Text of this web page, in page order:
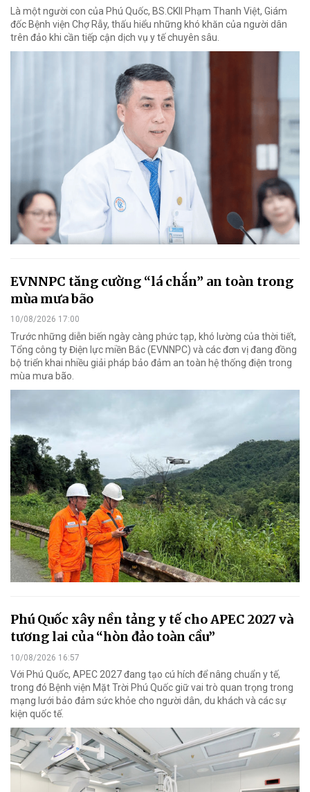
Là một người con của Phú Quốc, BS.CKII Phạm Thanh Việt, Giám
đốc Bệnh viện Chợ Rẫy, thấu hiểu những khó khăn của người dân
trên đảo khi cần tiếp cận dịch vụ y tế chuyên sâu.
EVNNPC tăng cường “lá chắn” an toàn trong
mùa mưa bão
10/08/2026 17:00
Trước những diễn biến ngày càng phức tạp, khó lường của thời tiết,
Tổng công ty Điện lực miền Bắc (EVNNPC) và các đơn vị đang đồng
bộ triển khai nhiều giải pháp bảo đảm an toàn hệ thống điện trong
mùa mưa bão.
Phú Quốc xây nền tảng y tế cho APEC 2027 và
tương lai của “hòn đảo toàn cầu”
10/08/2026 16:57
Với Phú Quốc, APEC 2027 đang tạo cú hích để nâng chuẩn y tế,
trong đó Bệnh viện Mặt Trời Phú Quốc giữ vai trò quan trọng trong
mạng lưới bảo đảm sức khỏe cho người dân, du khách và các sự
kiện quốc tế.